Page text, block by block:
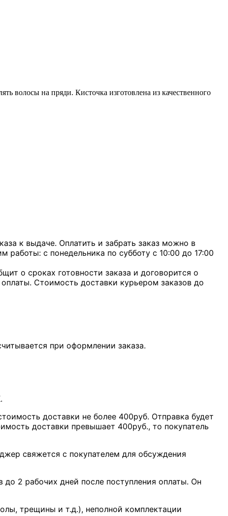
волосы на пряди. Кисточка изготовлена из качественного
к выдаче. Оплатить и забрать заказ можно в
с понедельника по субботу с 10:00 до 17:00
о сроках готовности заказа и договорится о
Стоимость доставки курьером заказов до
при оформлении заказа.
доставки не более 400руб. Отправка будет
доставки превышает 400руб., то покупатель
свяжется с покупателем для обсуждения
до 2 рабочих дней после поступления оплаты. Он
трещины и т.д.), неполной комплектации